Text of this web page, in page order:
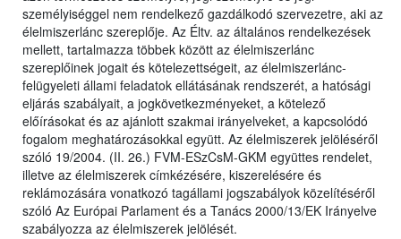
személyiséggel nem rendelkező gazdálkodó szervezetre, aki az
élelmiszerlánc szereplője. Az Éltv. az általános rendelkezések
mellett, tartalmazza többek között az élelmiszerlánc
szereplőinek jogait és kötelezettségeit, az élelmiszerlánc-
felügyeleti állami feladatok ellátásának rendszerét, a hatósági
eljárás szabályait, a jogkövetkezményeket, a kötelező
előírásokat és az ajánlott szakmai irányelveket, a kapcsolódó
fogalom meghatározásokkal együtt. Az élelmiszerek jelöléséről
szóló 19/2004. (II. 26.) FVM-ESzCsM-GKM együttes rendelet,
illetve az élelmiszerek címkézésére, kiszerelésére és
reklámozására vonatkozó tagállami jogszabályok közelítéséről
szóló Az Európai Parlament és a Tanács 2000/13/EK Irányelve
szabályozza az élelmiszerek jelölését.